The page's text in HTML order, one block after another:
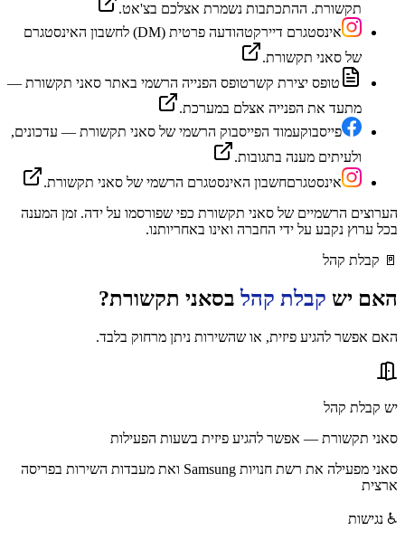
תקשורת. ההתכתבות נשמרת אצלכם בצ'אט.
אינסטגרם דיירקט
הודעה פרטית (DM) לחשבון האינסטגרם
של סאני תקשורת.
טופס יצירת קשרטופס הפנייה הרשמי באתר סאני תקשורת —
מתעד את הפנייה אצלם במערכת.
פייסבוקעמוד הפייסבוק הרשמי של סאני תקשורת — עדכונים,
ולעיתים מענה בתגובות.
אינסטגרםחשבון האינסטגרם הרשמי של סאני תקשורת.
הערוצים הרשמיים של סאני תקשורת כפי שפורסמו על ידה. זמן המענה
בכל ערוץ נקבע על ידי החברה ואינו באחריותנו.
🚪 קבלת קהל
האם יש קבלת קהל בסאני תקשורת?
האם אפשר להגיע פיזית, או שהשירות ניתן מרחוק בלבד.
יש קבלת קהל
סאני תקשורת — אפשר להגיע פיזית בשעות הפעילות
סאני מפעילה את רשת חנויות Samsung ואת מעבדות השירות בפריסה
ארצית
♿ נגישות